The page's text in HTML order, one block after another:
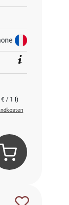
€ / 1 l)